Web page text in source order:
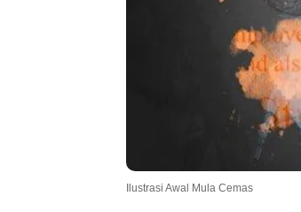
Ilustrasi Awal Mula Cemas